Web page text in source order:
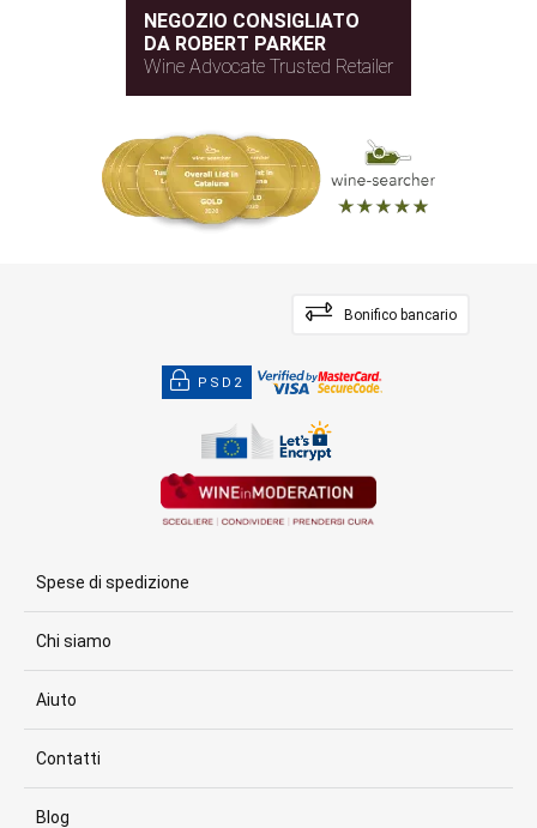
NEGOZIO CONSIGLIATO
DA ROBERT PARKER
Wine Advocate Trusted Retailer
Bonifico bancario
PSD2
Spese di spedizione
Chi siamo
Aiuto
Contatti
Blog